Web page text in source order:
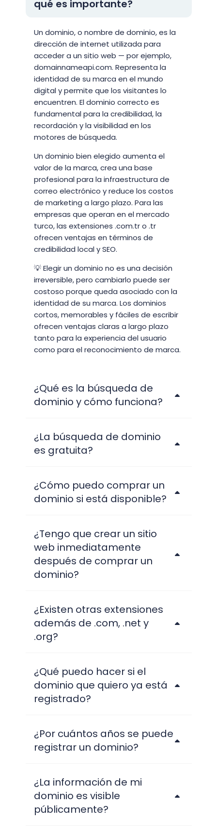
qué es importante?
Un dominio, o nombre de dominio, es la
dirección de internet utilizada para
acceder a un sitio web — por ejemplo,
domainnameapi.com. Representa la
identidad de su marca en el mundo
digital y permite que los visitantes lo
encuentren. El dominio correcto es
fundamental para la credibilidad, la
recordación y la visibilidad en los
motores de búsqueda.
Un dominio bien elegido aumenta el
valor de la marca, crea una base
profesional para la infraestructura de
correo electrónico y reduce los costos
de marketing a largo plazo. Para las
empresas que operan en el mercado
turco, las extensiones .com.tr o .tr
ofrecen ventajas en términos de
credibilidad local y SEO.
💡 Elegir un dominio no es una decisión
irreversible, pero cambiarlo puede ser
costoso porque queda asociado con la
identidad de su marca. Los dominios
cortos, memorables y fáciles de escribir
ofrecen ventajas claras a largo plazo
tanto para la experiencia del usuario
como para el reconocimiento de marca.
¿Qué es la búsqueda de
dominio y cómo funciona?
¿La búsqueda de dominio
es gratuita?
¿Cómo puedo comprar un
dominio si está disponible?
¿Tengo que crear un sitio
web inmediatamente
después de comprar un
dominio?
¿Existen otras extensiones
además de .com, .net y
.org?
¿Qué puedo hacer si el
dominio que quiero ya está
registrado?
¿Por cuántos años se puede
registrar un dominio?
¿La información de mi
dominio es visible
públicamente?